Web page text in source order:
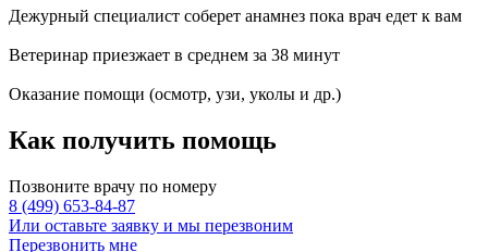
Дежурный специалист соберет анамнез пока врач едет к вам
Ветеринар приезжает в среднем за 38 минут
Оказание помощи (осмотр, узи, уколы и др.)
Как получить помощь
Позвоните врачу по номеру
8 (499) 653-84-87
Или оставьте заявку и мы перезвоним
Перезвонить мне